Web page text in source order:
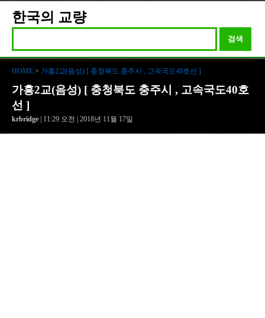
한국의 교량
검색
HOME > 가흥2교(음성) [ 충청북도 충주시 , 고속국도40호선 ]
가흥2교(음성) [ 충청북도 충주시 , 고속국도40호
선 ]
krbridge | 11:29 오전 | 2018년 11월 17일